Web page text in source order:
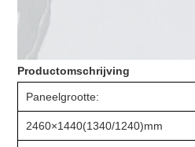
Productomschrijving
Paneelgrootte:
2460×1440(1340/1240)mm